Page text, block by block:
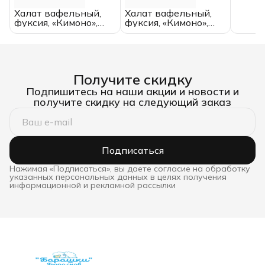
Халат вафельный,
фуксия, «Кимоно»,
размер 44, (унисекс)
Халат вафельный,
фуксия, «Кимоно»,
размер 42, (унисекс)
Получите скидку
Подпишитесь на наши акции и новости и
получите скидку на следующий заказ
Подписаться
Нажимая «Подписаться», вы даете согласие на обработку
указанных персональных данных в целях получения
информационной и рекламной рассылки